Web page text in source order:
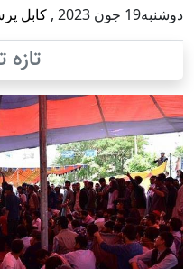
دوشنبه19 جون 2023 , کابل